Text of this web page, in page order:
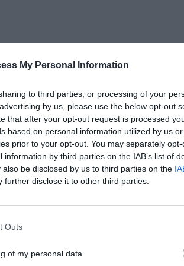
My Personal Information
to third parties, or processing of your
by us, please use the below opt-out
that after your opt-out request is processed
based on personal information utilized by us
prior to your opt-out. You may separately
by third parties on the IAB’s list of
be disclosed by us to third parties on the
further disclose it to other third parties.
Outs
of my personal data.
έργο του Δημήτριου Βικέλα
Λάρας» βασισμένη στο ομότιτλο
σκηνής με τη μορφή μουσικής
των χρόνων του αγώνα, που βιώνει
εξάρσεων και των
«Μεγαλωμένος στη Χίο,
πλαίσιο εκείνης της εποχής